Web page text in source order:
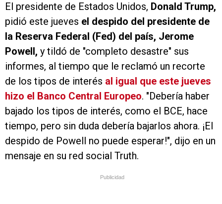
El presidente de Estados Unidos, Donald Trump,
pidió este jueves el despido del presidente de
la Reserva Federal (Fed) del país, Jerome
Powell, y tildó de "completo desastre" sus
informes, al tiempo que le reclamó un recorte
de los tipos de interés al igual que este jueves
hizo el Banco Central Europeo. "Debería haber
bajado los tipos de interés, como el BCE, hace
tiempo, pero sin duda debería bajarlos ahora. ¡El
despido de Powell no puede esperar!", dijo en un
mensaje en su red social Truth.
Publicidad